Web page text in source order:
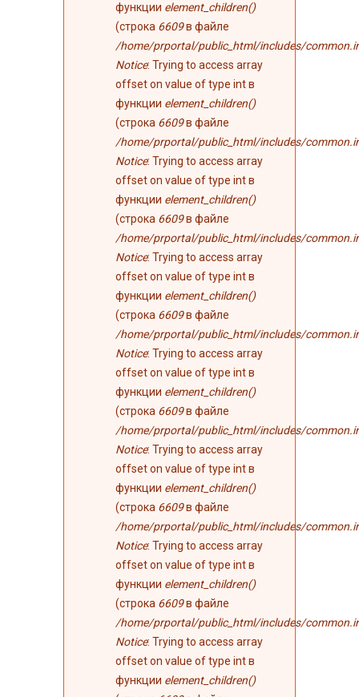
функции element_children()
(строка 6609в файле
/home/prportal/public_html/includes/
Notice: Trying to access array
offset on value of type int в
функции element_children()
(строка 6609в файле
/home/prportal/public_html/includes/
Notice: Trying to access array
offset on value of type int в
функции element_children()
(строка 6609в файле
/home/prportal/public_html/includes/
Notice: Trying to access array
offset on value of type int в
функции element_children()
(строка 6609в файле
/home/prportal/public_html/includes/
Notice: Trying to access array
offset on value of type int в
функции element_children()
(строка 6609в файле
/home/prportal/public_html/includes/
Notice: Trying to access array
offset on value of type int в
функции element_children()
(строка 6609в файле
/home/prportal/public_html/includes/
Notice: Trying to access array
offset on value of type int в
функции element_children()
(строка 6609в файле
/home/prportal/public_html/includes/
Notice: Trying to access array
offset on value of type int в
функции element_children()